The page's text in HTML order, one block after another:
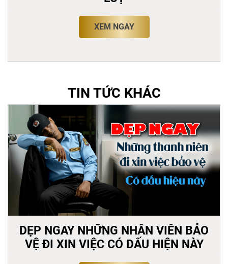
XEM NGAY
TIN TỨC KHÁC
DẸP NGAY NHỮNG NHÂN VIÊN BẢO
VỆ ĐI XIN VIỆC CÓ DẤU HIỆN NÀY